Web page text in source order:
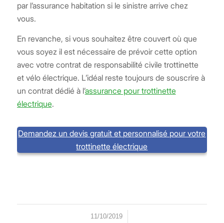
par l’assurance habitation si le sinistre arrive chez
vous.
En revanche, si vous souhaitez être couvert où que
vous soyez il est nécessaire de prévoir cette option
avec votre contrat de responsabilité civile trottinette
et vélo électrique. L’idéal reste toujours de souscrire à
un contrat dédié à l’assurance pour trottinette
électrique.
Demandez un devis gratuit et personnalisé pour votre
trottinette électrique
11/10/2019
/